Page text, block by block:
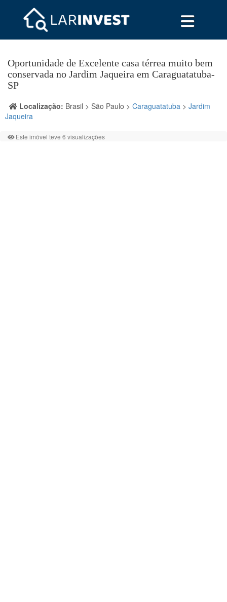
Oportunidade de Excelente casa térrea muito bem
conservada no Jardim Jaqueira em Caraguatatuba-
SP
Localização: Brasil > São Paulo > Caraguatatuba > Jardim
Jaqueira
Este imóvel teve 6 visualizações